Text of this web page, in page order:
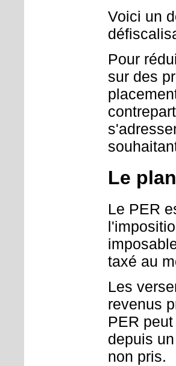
Voici un
Pour
sur des
Le
Le PER
taxé au
Les
revenus
PER
depuis
non pris.